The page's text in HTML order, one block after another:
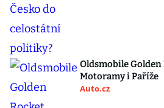
Oldsmobile Golden
Motoramy i Paříže
Auto.cz